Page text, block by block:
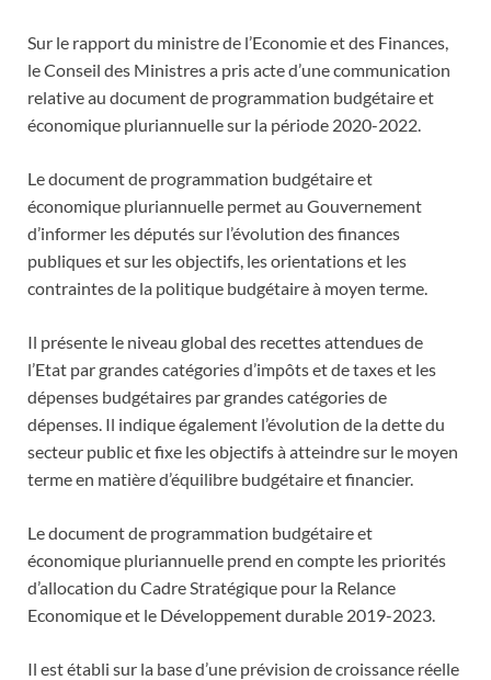
Sur le rapport du ministre de l’Economie et des Finances,
le Conseil des Ministres a pris acte d’une communication
relative au document de programmation budgétaire et
économique pluriannuelle sur la période 2020-2022.
Le document de programmation budgétaire et
économique pluriannuelle permet au Gouvernement
d’informer les députés sur l’évolution des finances
publiques et sur les objectifs, les orientations et les
contraintes de la politique budgétaire à moyen terme.
Il présente le niveau global des recettes attendues de
l’Etat par grandes catégories d’impôts et de taxes et les
dépenses budgétaires par grandes catégories de
dépenses. Il indique également l’évolution de la dette du
secteur public et fixe les objectifs à atteindre sur le moyen
terme en matière d’équilibre budgétaire et financier.
Le document de programmation budgétaire et
économique pluriannuelle prend en compte les priorités
d’allocation du Cadre Stratégique pour la Relance
Economique et le Développement durable 2019-2023.
Il est établi sur la base d’une prévision de croissance réelle